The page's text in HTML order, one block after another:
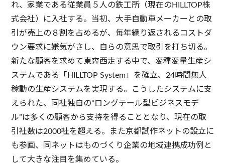
れ、家業である従業員５人の鉄工所（現在のHILLTOP株
式会社）に入社する。当初、大手自動車メーカーとの取
引が売上の８割を占めるが、毎年繰り返されるコストダ
ウン要求に嫌気がさし、自らの意思で取引を打ち切る。
新たな顧客を求めて東奔西走する中で、変種変量生産シ
ステムである「HILLTOP System」を確立、24時間無人
稼動の生産システムを実現する。こうしたシステムに支
えられた、同社独自の“ロングテール型ビジネスモデ
ル”は多くの顧客から支持を得ることとなり、現在の取
引社数は2000社を超える。また京都試作ネットの設立に
も参画、同ネットはものづくり企業の地域連携成功例と
して大きな注目を集めている。